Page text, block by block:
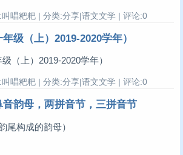
唱粑粑 | 分类:分享|语文文学 | 评论:0
级（上）2019-2020学年）
（上）2019-2020学年）
唱粑粑 | 分类:分享|语文文学 | 评论:0
韵母，两拼音节，三拼音节
尾构成的韵母）